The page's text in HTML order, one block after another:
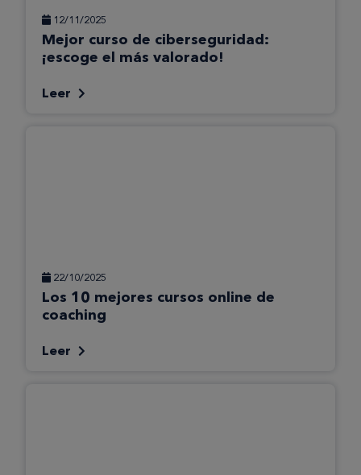
12/11/2025
Mejor curso de ciberseguridad:
¡escoge el más valorado!
Leer
22/10/2025
Los 10 mejores cursos online de
coaching
Leer